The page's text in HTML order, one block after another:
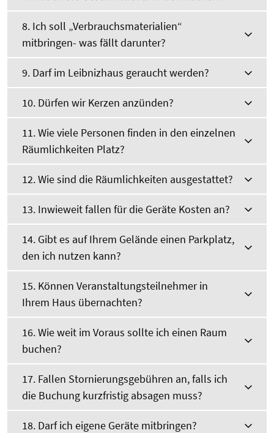
8. Ich soll „Verbrauchsmaterialien“
mitbringen- was fällt darunter?
9. Darf im Leibnizhaus geraucht werden?
10. Dürfen wir Kerzen anzünden?
11. Wie viele Personen finden in den einzelnen
Räumlichkeiten Platz?
12. Wie sind die Räumlichkeiten ausgestattet?
13. Inwieweit fallen für die Geräte Kosten an?
14. Gibt es auf Ihrem Gelände einen Parkplatz,
den ich nutzen kann?
15. Können Veranstaltungsteilnehmer in
Ihrem Haus übernachten?
16. Wie weit im Voraus sollte ich einen Raum
buchen?
17. Fallen Stornierungsgebühren an, falls ich
die Buchung kurzfristig absagen muss?
18. Darf ich eigene Geräte mitbringen?